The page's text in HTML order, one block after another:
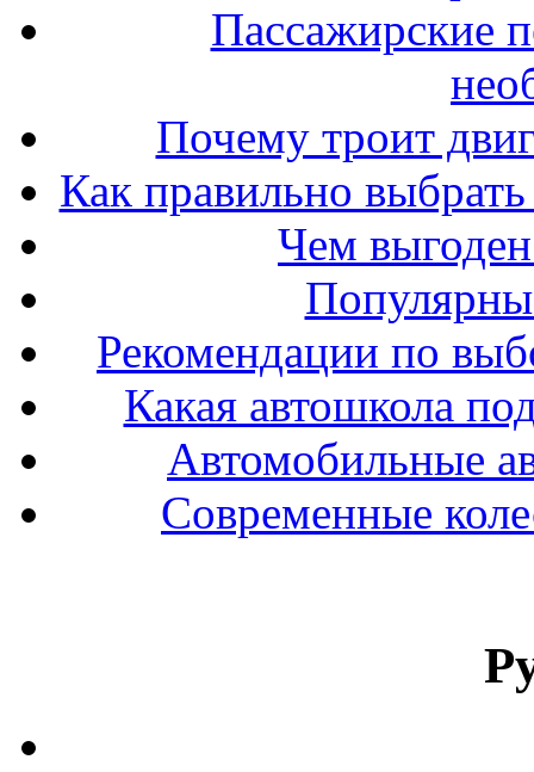
Пассажирские
Почему троит
Как правильно выбрать
Чем
Рекомендации по
Какая автошкола
Автомобильные
Современные